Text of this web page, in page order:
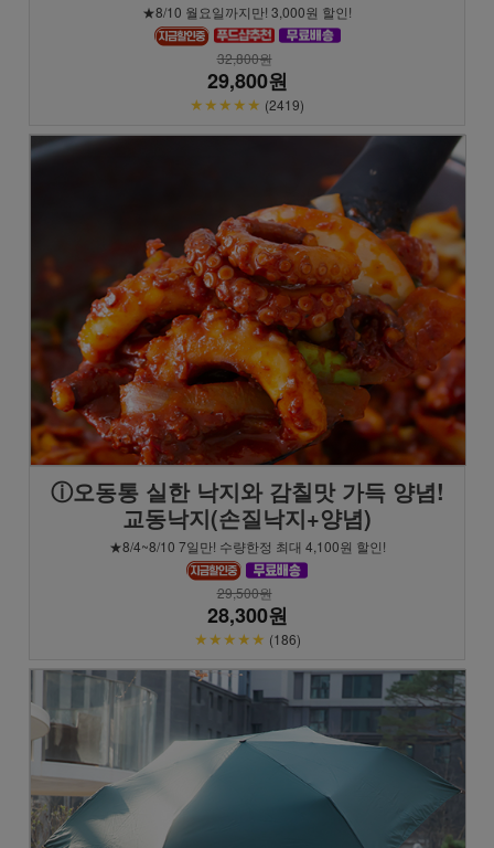
★8/10 월요일까지만! 3,000원 할인!
32,800원
29,800원
★★★★★ (2419)
ⓘ오동통 실한 낙지와 감칠맛 가득 양념!
교동낙지(손질낙지+양념)
★8/4~8/10 7일만! 수량한정 최대 4,100원 할인!
29,500원
28,300원
★★★★★ (186)